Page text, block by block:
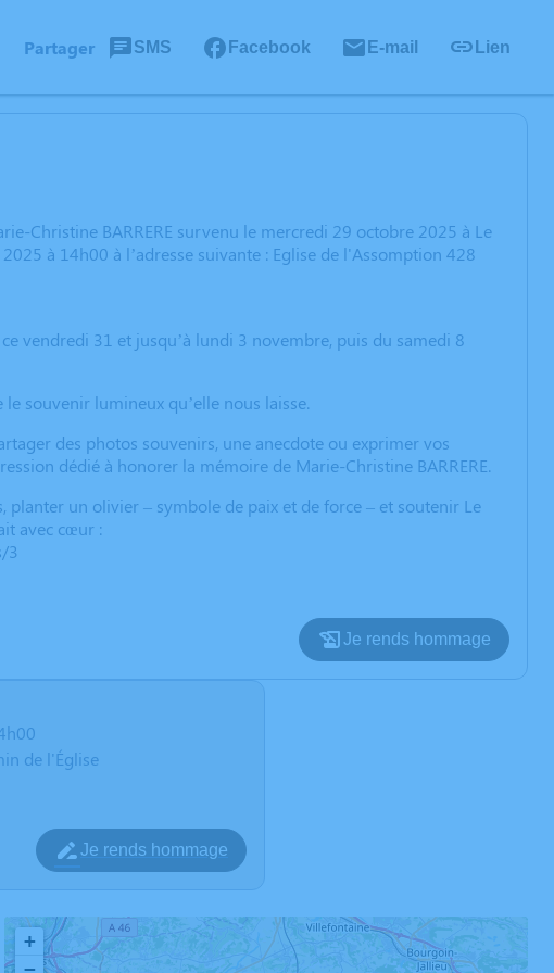
Partager SMS Facebook E-mail Lien
Christine BARRERE survenu le mercredi 29 octobre 2025 à Le
à 14h00 à l’adresse suivante : Eglise de l'Assomption 428
vendredi 31 et jusqu’à lundi 3 novembre, puis du samedi 8
souvenir lumineux qu’elle nous laisse.
des photos souvenirs, une anecdote ou exprimer vos
dédié à honorer la mémoire de Marie-Christine BARRERE.
un olivier – symbole de paix et de force – et soutenir Le
avec cœur :
3
Je rends hommage
de l'Église
Je rends hommage
+